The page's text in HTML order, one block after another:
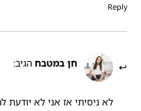
Reply
חן במטבח הגיב:
לא ניסיתי אז אני לא יודעת